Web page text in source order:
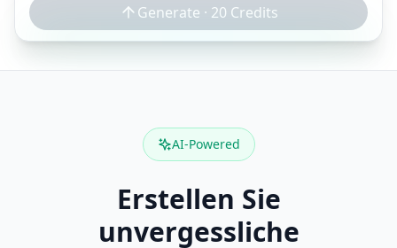
Generate · 20 Credits
AI-Powered
Erstellen Sie
unvergessliche